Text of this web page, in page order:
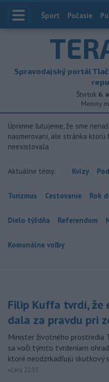
Index
Šport Počasie
Spravodajský portál
Štvrtok 6.
Meniny
Úprimne ľutujeme, že sme
nasmerovaní, ale stránka
neexistovala
Aktuálne témy: Kvízy
Turizmus Cestovanie Rok
Dielo týždňa Referendum
Komunálne voľby
Filip Kuffa tvrdí, že
dala za pravdu pri
Minister životného prostredia
sa voči týmto tvrdeniam
ktoré neodzrkadľujú skutkový
včera 22:53